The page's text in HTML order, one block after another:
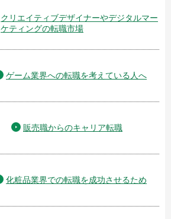
クリエイティブデザイナーやデジタルマー
ケティングの転職市場
ゲーム業界への転職を考えている人へ
販売職からのキャリア転職
化粧品業界での転職を成功させるため